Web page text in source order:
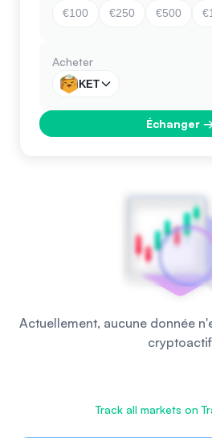
€100 €250 €500
Acheter
KET
Échanger
Actuellement, aucune donnée
cryptoactif
Track all markets on